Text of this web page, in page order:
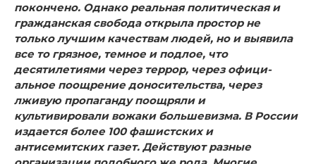
покончено. Однако реальная полити­ческая и
гражданская свобода открыла простор не
только лучшим качествам людей, но и выявила
все то грязное, тем­ное и подлое, что
десятилетиями через террор, через офици­
альное поощрение доносительства, через
лживую пропаган­ду поощряли и
культивировали вожаки большевизма. В Рос­сии
издается более 100 фашистских и
антисемитских газет. Действуют разные